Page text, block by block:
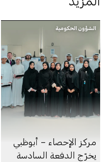
الشؤون الحكومية
مركز الإحصاء – أبوظبي
يخرّج الدفعة السادسة